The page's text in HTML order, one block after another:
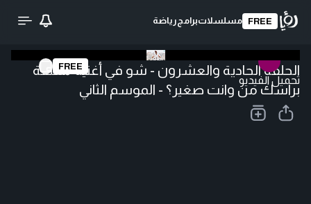
FREE مسلسلاتبرامج رياضة
تحميل الفيديو
FREE
الحلقة الحادية والعشرون - شو في أغنية معلقة
براسك من وانت صغير؟ - الموسم الثاني